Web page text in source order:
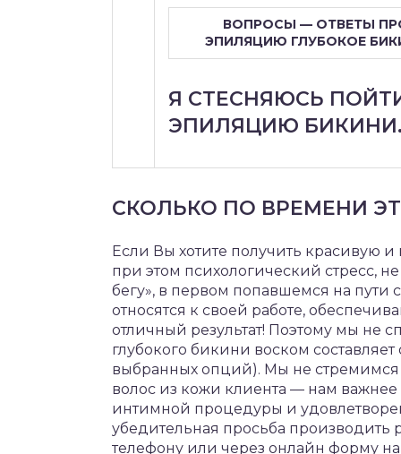
ВОПРОСЫ — ОТВЕТЫ
ЭПИЛЯЦИЮ ГЛУБОКОЕ
Я СТЕСНЯЮСЬ
ЭПИЛЯЦИЮ
СКОЛЬКО ПО ВРЕМЕНИ
Если Вы хотите получить красивую
при этом психологический стресс,
бегу», в первом попавшемся на пути
относятся к своей работе,
отличный результат! Поэтому мы
глубокого бикини воском
выбранных опций). Мы не
волос из кожи клиента — нам
интимной процедуры и
убедительная просьба
телефону или через онлайн форму на